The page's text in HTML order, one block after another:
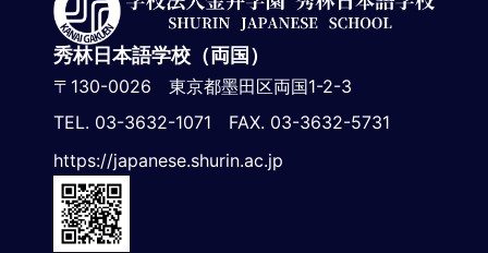
秀林日本語学校（両国）
〒130-0026 東京都墨田区両国1-2-3
TEL. 03-3632-1071 FAX. 03-3632-5731
https://japanese.shurin.ac.jp